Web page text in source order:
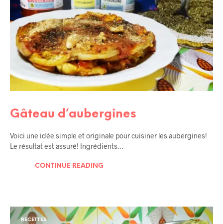
Gâteau d’aubergines
Voici une idée simple et originale pour cuisiner les aubergines!
Le résultat est assuré! Ingrédients…
CONTINUE READING
RECETTES